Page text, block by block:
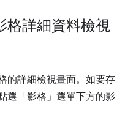
格詳細資料檢視
的詳細檢視畫面。如要存
選「影格」 選單下方的影